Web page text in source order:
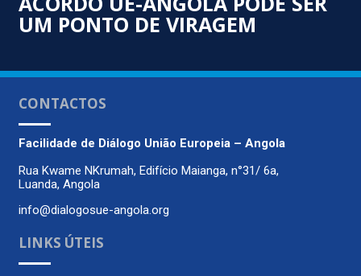
UM PONTO DE VIRAGEM
CONTACTOS
Facilidade de Diálogo União Europeia – Angola
Rua Kwame NKrumah, Edifício Maianga, n°31/ 6a,
Luanda, Angola
info@dialogosue-angola.org
LINKS ÚTEIS